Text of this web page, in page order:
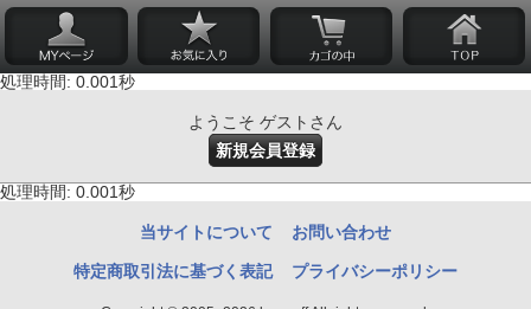
処理時間: 0.001秒
ようこそ ゲストさん
新規会員登録
処理時間: 0.001秒
当サイトについて お問い合わせ
特定商取引法に基づく表記 プライバシーポリシー